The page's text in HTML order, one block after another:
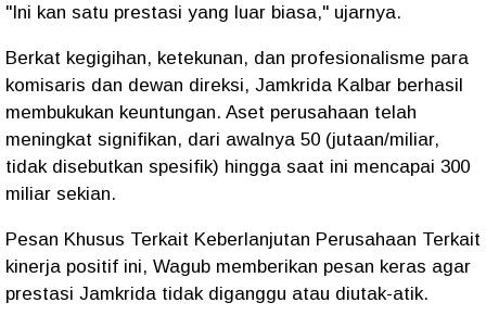
"Ini kan satu prestasi yang luar biasa," ujarnya.
Berkat kegigihan, ketekunan, dan profesionalisme para
komisaris dan dewan direksi, Jamkrida Kalbar berhasil
membukukan keuntungan. Aset perusahaan telah
meningkat signifikan, dari awalnya 50 (jutaan/miliar,
tidak disebutkan spesifik) hingga saat ini mencapai 300
miliar sekian.
Pesan Khusus Terkait Keberlanjutan Perusahaan Terkait
kinerja positif ini, Wagub memberikan pesan keras agar
prestasi Jamkrida tidak diganggu atau diutak-atik.